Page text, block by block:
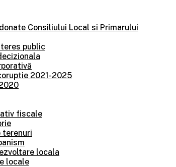
Consiliului Local si Primarului
public
2021-2025
fiscale
terenuri
locala
locale